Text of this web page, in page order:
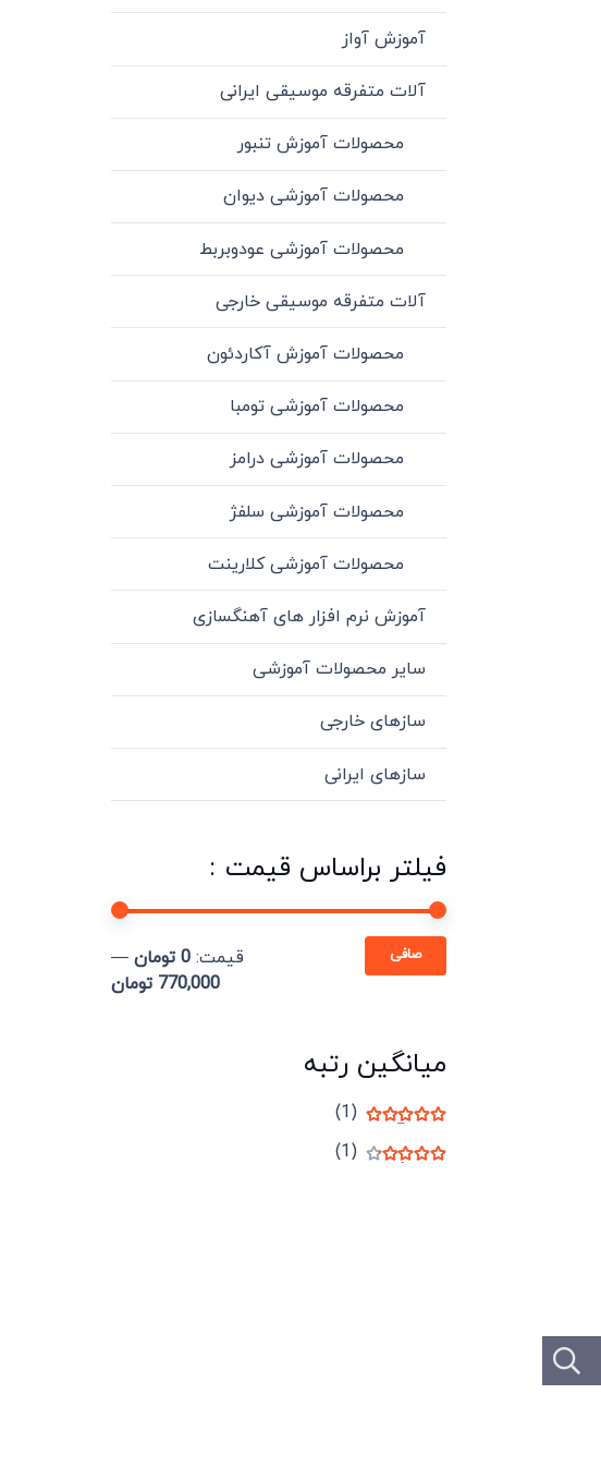
آموزش آواز
آلات متفرقه موسیقی ایرانی
محصولات آموزش تنبور
محصولات آموزشی دیوان
محصولات آموزشی عودوبربط
آلات متفرقه موسیقی خارجی
محصولات آموزش آکاردئون
محصولات آموزشی تومبا
محصولات آموزشی درامز
محصولات آموزشی سلفژ
محصولات آموزشی کلارینت
آموزش نرم افزار های آهنگسازی
سایر محصولات آموزشی
سازهای خارجی
سازهای ایرانی
فیلتر براساس قیمت :
صافی قيمت: 0 تومان
—
770,000 تومان
میانگین رتبه
5
(1)
4
(1)